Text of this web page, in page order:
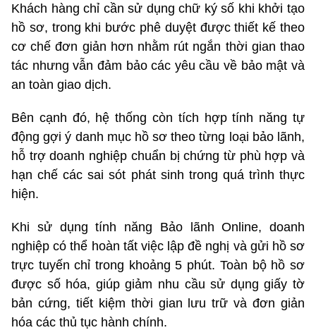
Khách hàng chỉ cần sử dụng chữ ký số khi khởi tạo
hồ sơ, trong khi bước phê duyệt được thiết kế theo
cơ chế đơn giản hơn nhằm rút ngắn thời gian thao
tác nhưng vẫn đảm bảo các yêu cầu về bảo mật và
an toàn giao dịch.
Bên cạnh đó, hệ thống còn tích hợp tính năng tự
động gợi ý danh mục hồ sơ theo từng loại bảo lãnh,
hỗ trợ doanh nghiệp chuẩn bị chứng từ phù hợp và
hạn chế các sai sót phát sinh trong quá trình thực
hiện.
Khi sử dụng tính năng Bảo lãnh Online, doanh
nghiệp có thể hoàn tất việc lập đề nghị và gửi hồ sơ
trực tuyến chỉ trong khoảng 5 phút. Toàn bộ hồ sơ
được số hóa, giúp giảm nhu cầu sử dụng giấy tờ
bản cứng, tiết kiệm thời gian lưu trữ và đơn giản
hóa các thủ tục hành chính.